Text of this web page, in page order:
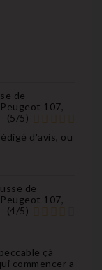
de
107,
(5/5)
d'avis, ou
de
107,
(4/5)
çà
commencer a